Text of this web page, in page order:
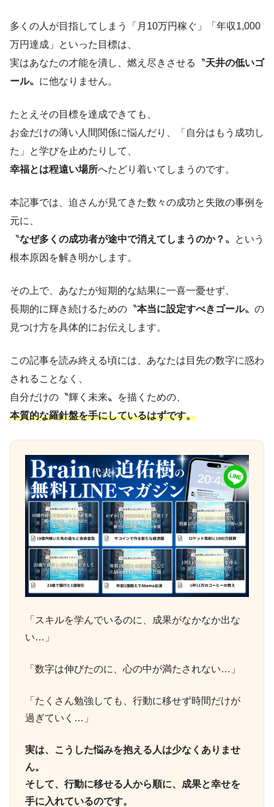
多くの人が目指してしまう「月10万円稼ぐ」「年収1,000
万円達成」といった目標は、
実はあなたの才能を潰し、燃え尽きさせる〝天井の低いゴ
ール〟に他なりません。
たとえその目標を達成できても、
お金だけの薄い人間関係に悩んだり、「自分はもう成功し
た」と学びを止めたりして、
幸福とは程遠い場所へたどり着いてしまうのです。
本記事では、迫さんが見てきた数々の成功と失敗の事例を
元に、
〝なぜ多くの成功者が途中で消えてしまうのか？ 〟という
根本原因を解き明かします。
その上で、あなたが短期的な結果に一喜一憂せず、
長期的に輝き続けるための〝本当に設定すべきゴール〟の
見つけ方を具体的にお伝えします。
この記事を読み終える頃には、あなたは目先の数字に惑わ
されることなく、
自分だけの〝輝く未来〟を描くための、
本質的な羅針盤を手にしているはずです。
「スキルを学んでいるのに、成果がなかなか出な
い…」
「数字は伸びたのに、心の中が満たされない…」
「たくさん勉強しても、行動に移せず時間だけが
過ぎていく…」
実は、こうした悩みを抱える人は少なくありませ
ん。
そして、行動に移せる人から順に、成果と幸せを
手に入れているのです。